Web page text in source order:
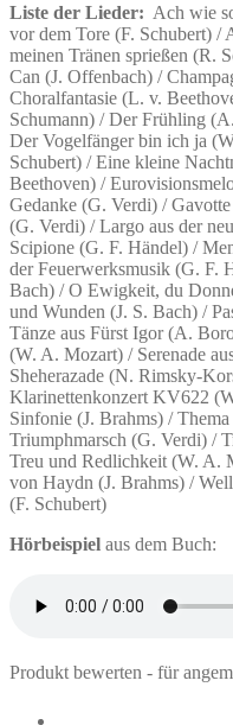
Liste der Lieder: Ach wie
vor dem Tore (F. Schubert) /
meinen Tränen sprießen (R.
Can (J. Offenbach) /
Choralfantasie (L. v.
Schumann) / Der Frühling
Der Vogelfänger bin ich ja
Schubert) / Eine kleine
Beethoven) /
Gedanke (G. Verdi) /
(G. Verdi) / Largo aus der
Scipione (G. F. Händel) /
der Feuerwerksmusik (G. F.
Bach) / O Ewigkeit, du
und Wunden (J. S. Bach) /
Tänze aus Fürst Igor (A.
(W. A. Mozart) / Serenade
Sheherazade (N. Rimsky-
Klarinettenkonzert KV622
Sinfonie (J. Brahms) /
Triumphmarsch (G. Verdi) /
Treu und Redlichkeit (W. A.
von Haydn (J. Brahms) /
(F. Schubert)
Hörbeispiel aus dem Buch:
Produkt bewerten - für